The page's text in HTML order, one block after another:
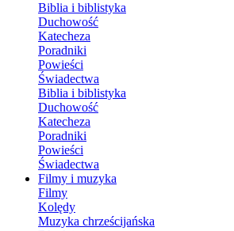
Biblia i biblistyka
Duchowość
Katecheza
Poradniki
Powieści
Świadectwa
Biblia i biblistyka
Duchowość
Katecheza
Poradniki
Powieści
Świadectwa
Filmy i muzyka
Filmy
Kolędy
Muzyka chrześcijańska